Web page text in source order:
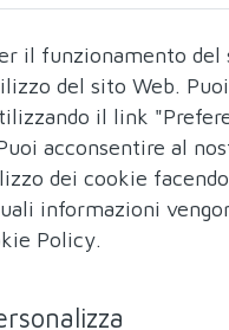
il funzionamento del
del sito Web.
il link
acconsentire al
dei cookie
informazioni
Policy.